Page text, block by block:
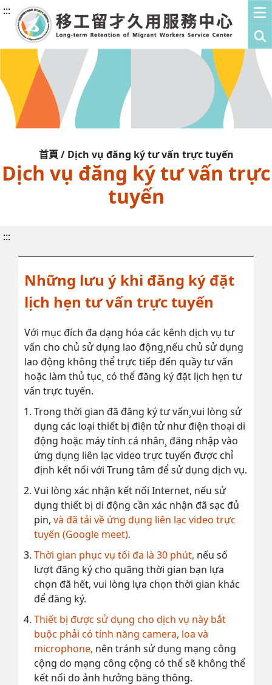
:::
首頁 / Dịch vụ đăng ký tư vấn trực tuyến
Dịch vụ đăng ký tư vấn trực
tuyến
:::
Những lưu ý khi đăng ký đặt
lịch hẹn tư vấn trực tuyến
Với mục đích đa dạng hóa các kênh dịch vụ tư
vấn cho chủ sử dụng lao động¸nếu chủ sử dụng
lao động không thể trực tiếp đến quầy tư vấn
hoặc làm thủ tục¸ có thể đăng ký đặt lịch hẹn tư
vấn trực tuyến.
Trong thời gian đã đăng ký tư vấn¸vui lòng sử
dụng các loại thiết bị điện tử như điện thoại di
động hoặc máy tính cá nhân¸ đăng nhập vào
ứng dụng liên lạc video trực tuyến được chỉ
định kết nối với Trung tâm để sử dụng dịch vụ.
Vui lòng xác nhận kết nối Internet, nếu sử
dụng thiết bị di động cần xác nhận đã sạc đủ
pin, và đã tải về ứng dụng liên lạc video trực
tuyến (Google meet).
Thời gian phục vụ tối đa là 30 phút, nếu số
lượt đăng ký cho quãng thời gian bạn lựa
chọn đã hết, vui lòng lựa chọn thời gian khác
để đăng ký.
Thiết bị được sử dụng cho dịch vụ này bắt
buộc phải có tính năng camera, loa và
microphone, nên tránh sử dụng mạng công
cộng do mạng công cộng có thể sẽ không thể
kết nối do ảnh hưởng băng thông.